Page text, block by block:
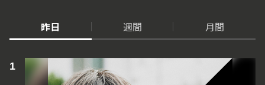
昨日 週間 月間